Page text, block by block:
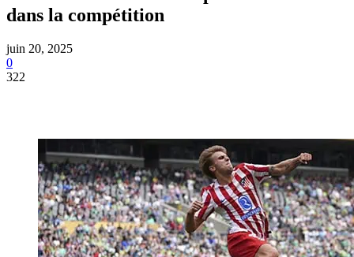
dans la compétition
juin 20, 2025
0
322